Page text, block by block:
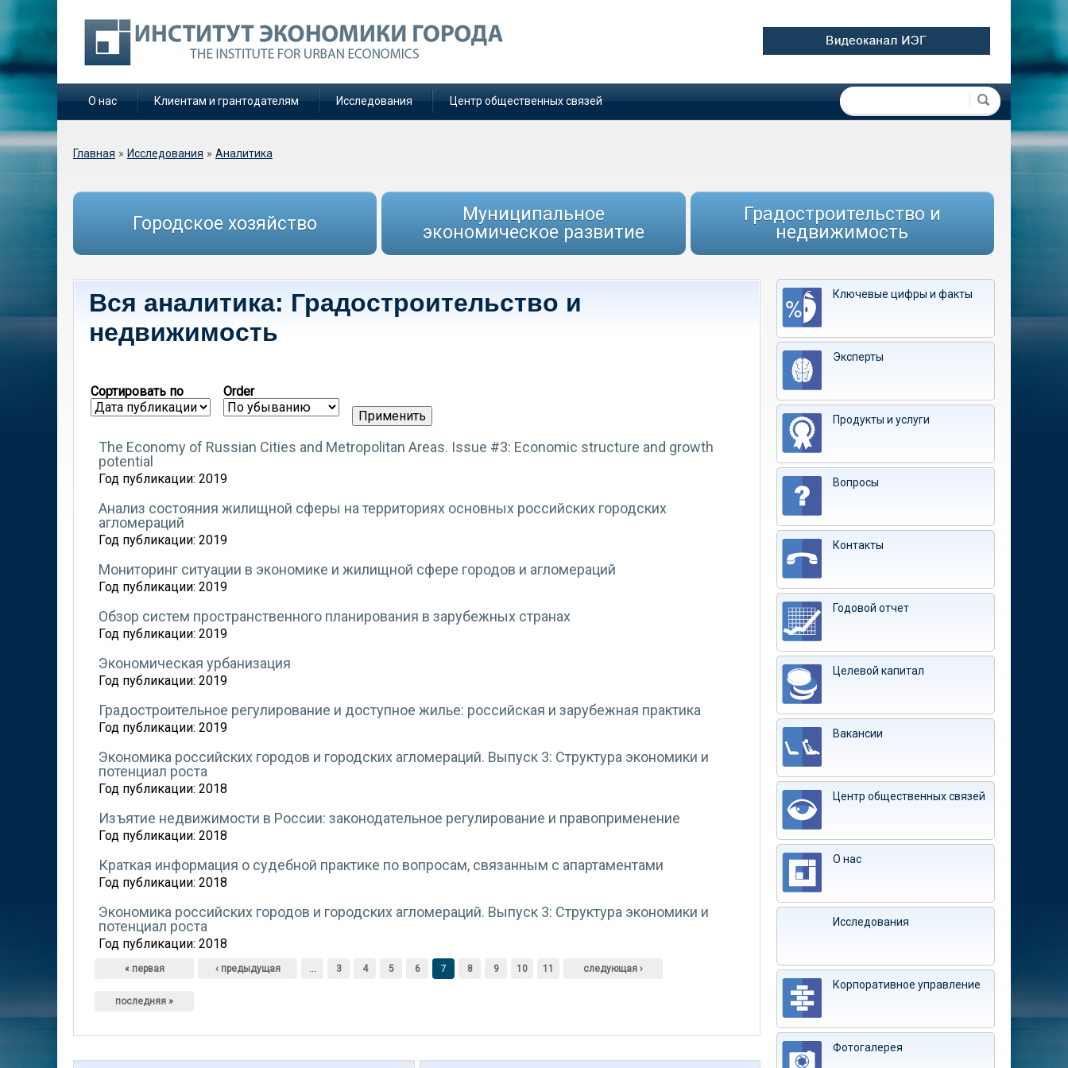
О нас Клиентам и грантодателям Исследования Центр общественных связей Форма поиска
Поиск
Вы здесь
Главная » Исследования » Аналитика
Городское хозяйство
Муниципальное
экономическое развитие
Градостроительство и
недвижимость
Вся аналитика: Градостроительство и
недвижимость
Сортировать по Order
The Economy of Russian Cities and Metropolitan Areas. Issue #3: Economic structure and growth
potential
Год публикации: 2019
Анализ состояния жилищной сферы на территориях основных российских городских
агломераций
Год публикации: 2019
Мониторинг ситуации в экономике и жилищной сфере городов и агломераций
Год публикации: 2019
Обзор систем пространственного планирования в зарубежных странах
Год публикации: 2019
Экономическая урбанизация
Год публикации: 2019
Градостроительное регулирование и доступное жилье: российская и зарубежная практика
Год публикации: 2019
Экономика российских городов и городских агломераций. Выпуск 3: Cтруктура экономики и
потенциал роста
Год публикации: 2018
Изъятие недвижимости в России: законодательное регулирование и правоприменение
Год публикации: 2018
Краткая информация о судебной практике по вопросам, связанным с апартаментами
Год публикации: 2018
Экономика российских городов и городских агломераций. Выпуск 3: Структура экономики и
потенциал роста
Год публикации: 2018
Страницы
« первая ‹ предыдущая 3 4 5 6 7 8 9 10 11 следующая ›
последняя »
Ключевые цифры и факты
Эксперты
Продукты и услуги
Вопросы
Контакты
Годовой отчет
Целевой капитал
Вакансии
Центр общественных связей
О нас
Исследования
Корпоративное управление
Фотогалерея